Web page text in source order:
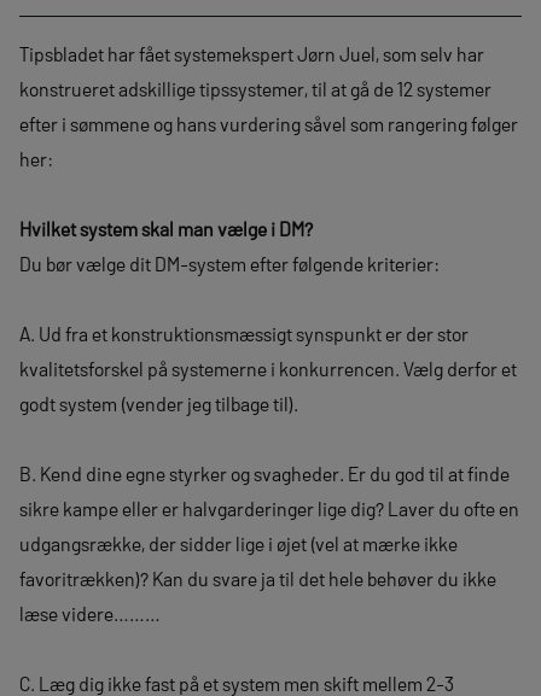
Tipsbladet har fået systemekspert Jørn Juel, som selv har
konstrueret adskillige tipssystemer, til at gå de 12 systemer
efter i sømmene og hans vurdering såvel som rangering følger
her:
Hvilket system skal man vælge i DM?
Du bør vælge dit DM-system efter følgende kriterier:
A. Ud fra et konstruktionsmæssigt synspunkt er der stor
kvalitetsforskel på systemerne i konkurrencen. Vælg derfor et
godt system (vender jeg tilbage til).
B. Kend dine egne styrker og svagheder. Er du god til at finde
sikre kampe eller er halvgarderinger lige dig? Laver du ofte en
udgangsrække, der sidder lige i øjet (vel at mærke ikke
favoritrækken)? Kan du svare ja til det hele behøver du ikke
læse videre………
C. Læg dig ikke fast på et system men skift mellem 2-3